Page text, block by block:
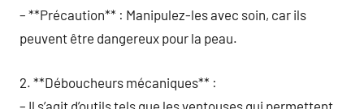
– **Précaution** : Manipulez-les avec soin, car ils
peuvent être dangereux pour la peau.
2. **Déboucheurs mécaniques** :
– Il s’agit d’outils tels que les ventouses qui permettent